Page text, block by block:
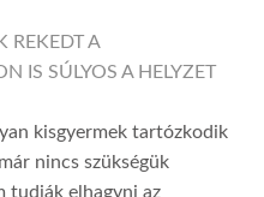
REKEDT A
IS SÚLYOS A HELYZET
kisgyermek tartózkodik
nincs szükségük
tudják elhagyni az